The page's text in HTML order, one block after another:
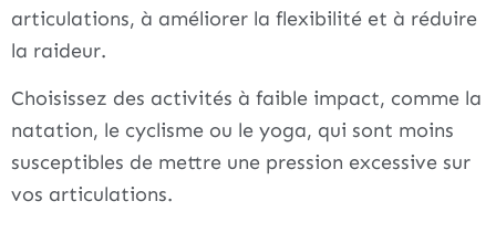
articulations, à améliorer la flexibilité et à réduire
la raideur.
Choisissez des activités à faible impact, comme la
natation, le cyclisme ou le yoga, qui sont moins
susceptibles de mettre une pression excessive sur
vos articulations.